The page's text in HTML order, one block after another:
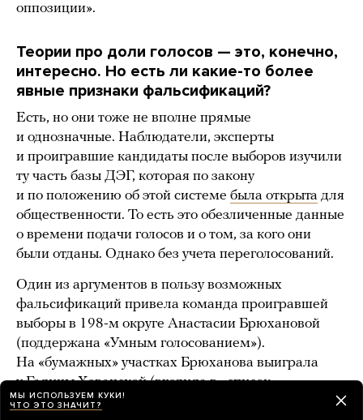
оппозиции».
Теории про доли голосов — это, конечно,
интересно. Но есть ли какие-то более
явные признаки фальсификаций?
Есть, но они тоже не вполне прямые
и однозначные. Наблюдатели, эксперты
и проигравшие кандидаты после выборов изучили
ту часть базы ДЭГ, которая по закону
и по положению об этой системе была открыта для
общественности. То есть это обезличенные данные
о времени подачи голосов и о том, за кого они
были отданы. Однако без учета переголосований.
Один из аргументов в пользу возможных
фальсификаций привела команда проигравшей
выборы в 198-м округе Анастасии Брюхановой
(поддержана «Умным голосованием»).
На «бумажных» участках Брюханова выиграла
у Галины Хованской (входила в «список
Собянина») чуть менее двух процентных пунктов
МЫ ИСПОЛЬЗУЕМ КУКИ!
ЧТО ЭТО ЗНАЧИТ?